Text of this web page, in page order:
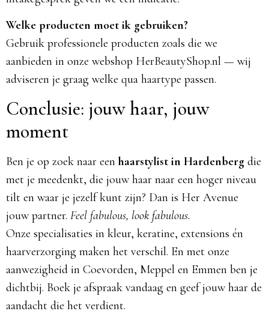
Welke producten moet ik gebruiken?
Gebruik professionele producten zoals die we
aanbieden in onze webshop HerBeautyShop.nl — wij
adviseren je graag welke qua haartype passen.
Conclusie: jouw haar, jouw
moment
Ben je op zoek naar een haarstylist in Hardenberg die
met je meedenkt, die jouw haar naar een hoger niveau
tilt en waar je jezelf kunt zijn? Dan is Her Avenue
jouw partner. Feel fabulous, look fabulous.
Onze specialisaties in kleur, keratine, extensions én
haarverzorging maken het verschil. En met onze
aanwezigheid in Coevorden, Meppel en Emmen ben je
dichtbij. Boek je afspraak vandaag en geef jouw haar de
aandacht die het verdient.